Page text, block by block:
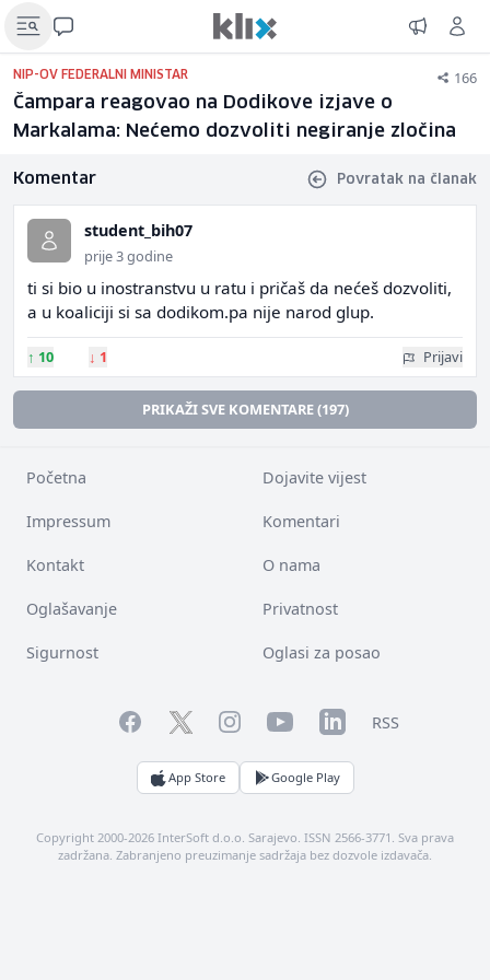
NIP-OV FEDERALNI MINISTAR 166
Čampara reagovao na Dodikove izjave o
Markalama: Nećemo dozvoliti negiranje zločina
Komentar Povratak na članak
student_bih07
prije 3 godine
ti si bio u inostranstvu u ratu i pričaš da nećeš dozvoliti,
a u koaliciji si sa dodikom.pa nije narod glup.
↑ 10 ↓ 1 Prijavi
PRIKAŽI SVE KOMENTARE (197)
Početna Dojavite vijest
Impressum Komentari
Kontakt O nama
Oglašavanje Privatnost
Sigurnost Oglasi za posao
FacebookTwitterInstagramYouTubeLinkedInRSS
App Store Google Play
Copyright 2000-2026 InterSoft d.o.o. Sarajevo. ISSN 2566-3771. Sva prava
zadržana. Zabranjeno preuzimanje sadržaja bez dozvole izdavača.